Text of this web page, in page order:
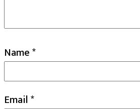
Name*
Email*